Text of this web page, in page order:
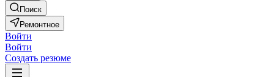
Поиск
Ремонтное
Войти
Войти
Создать резюме